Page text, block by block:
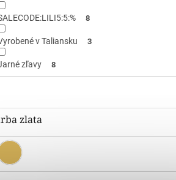
8
v Taliansku 3
zľavy 8
zlata